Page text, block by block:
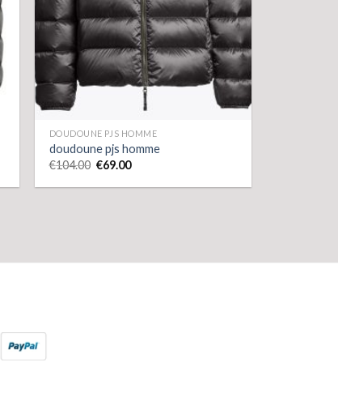
DOUDOUNE PJS HOMME
doudoune pjs homme
€104.00 €69.00